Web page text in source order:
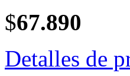
$67.890
Detalles de